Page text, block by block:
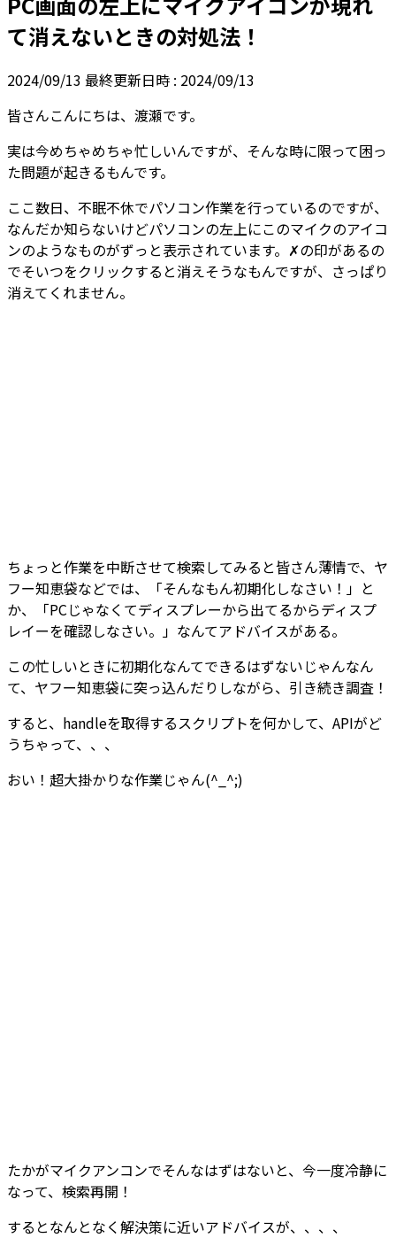
て消えないときの対処法！
2024/09/13 最終更新日時 : 2024/09/13
皆さんこんにちは、渡瀬です。
実は今めちゃめちゃ忙しいんですが、そんな時に限って困っ
た問題が起きるもんです。
ここ数日、不眠不休でパソコン作業を行っているのですが、
なんだか知らないけどパソコンの左上にこのマイクのアイコ
ンのようなものがずっと表示されています。✗の印があるの
でそいつをクリックすると消えそうなもんですが、さっぱり
消えてくれません。
ちょっと作業を中断させて検索してみると皆さん薄情で、ヤ
フー知恵袋などでは、「そんなもん初期化しなさい！」と
か、「PCじゃなくてディスプレーから出てるからディスプ
レイーを確認しなさい。」なんてアドバイスがある。
この忙しいときに初期化なんてできるはずないじゃんなん
て、ヤフー知恵袋に突っ込んだりしながら、引き続き調査！
すると、handleを取得するスクリプトを何かして、APIがど
うちゃって、、、
おい！超大掛かりな作業じゃん(^_^;)
たかがマイクアンコンでそんなはずはないと、今一度冷静に
なって、検索再開！
するとなんとなく解決策に近いアドバイスが、、、、